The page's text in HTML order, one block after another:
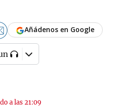
a las 21:09
Añádenos en Google